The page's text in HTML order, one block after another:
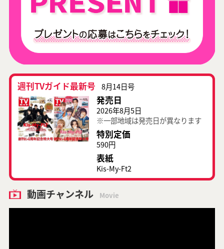
週刊TVガイド最新号 8月14日号
発売日
2026年8月5日
※一部地域は発売日が異なります
特別定価
590円
表紙
Kis-My-Ft2
動画チャンネル Movie